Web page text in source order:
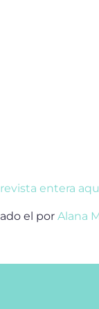
entera
el por Alana